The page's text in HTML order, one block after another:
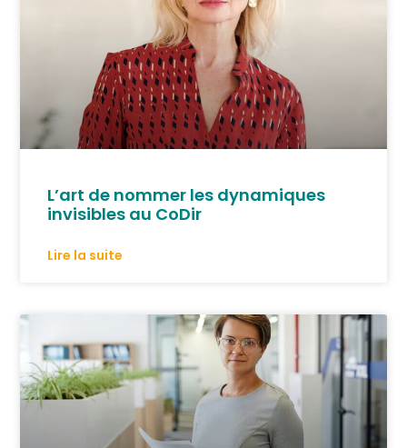
L’art de nommer les dynamiques
invisibles au CoDir
Lire la suite